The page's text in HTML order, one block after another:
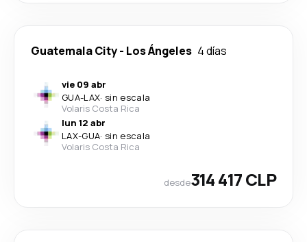
Guatemala City- Los Ángeles 4 días
vie 09 abr
GUA-LAX· sin escala
Volaris Costa Rica
lun 12 abr
LAX-GUA· sin escala
Volaris Costa Rica
desde314 417 CLP